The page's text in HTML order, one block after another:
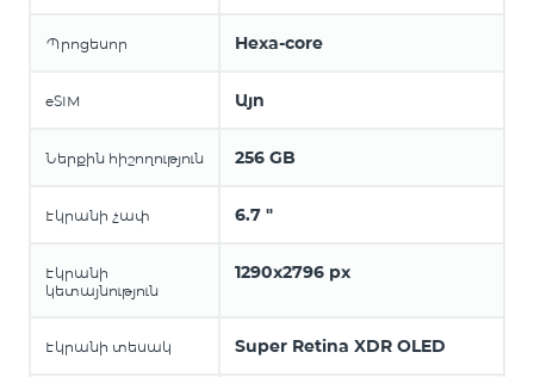
Պրոցեսոր Hexa-core
eSIM Այո
Ներքին հիշողություն 256 GB
Էկրանի չափ 6.7 "
Էկրանի
կետայնություն
1290x2796 px
Էկրանի տեսակ Super Retina XDR OLED